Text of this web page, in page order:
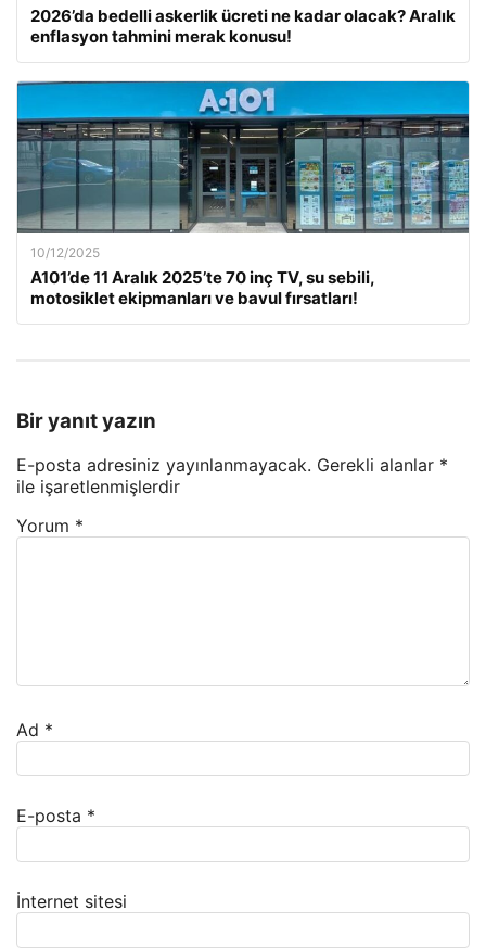
2026’da bedelli askerlik ücreti ne kadar olacak? Aralık
enflasyon tahmini merak konusu!
10/12/2025
A101’de 11 Aralık 2025’te 70 inç TV, su sebili,
motosiklet ekipmanları ve bavul fırsatları!
Bir yanıt yazın
E-posta adresiniz yayınlanmayacak. Gerekli alanlar *
ile işaretlenmişlerdir
Yorum *
Ad *
E-posta *
İnternet sitesi